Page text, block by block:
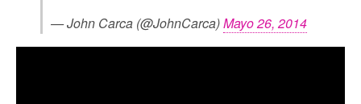
— John Carca (@JohnCarca)Mayo 26, 2014